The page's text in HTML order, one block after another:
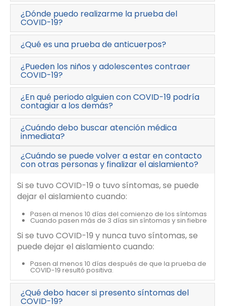
¿Dónde puedo realizarme la prueba del
COVID-19?
¿Qué es una prueba de anticuerpos?
¿Pueden los niños y adolescentes contraer
COVID-19?
¿En qué periodo alguien con COVID-19 podría
contagiar a los demás?
¿Cuándo debo buscar atención médica
inmediata?
¿Cuándo se puede volver a estar en contacto
con otras personas y finalizar el aislamiento?
Si se tuvo COVID-19 o tuvo síntomas, se puede
dejar el aislamiento cuando:
Pasen al menos 10 días del comienzo de los síntomas
Cuando pasen más de 3 días sin síntomas y sin fiebre
Si se tuvo COVID-19 y nunca tuvo síntomas, se
puede dejar el aislamiento cuando:
Pasen al menos 10 días después de que la prueba de
COVID-19 resultó positiva.
¿Qué debo hacer si presento síntomas del
COVID-19?